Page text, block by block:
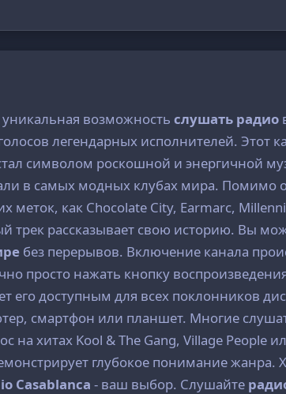
уникальная возможностьслушать радио
легендарных исполнителей. Этот
символом роскошной и энергичной
в самых модных клубах мира. Помимо
меток, как Chocolate City, Earmarc,
трек рассказывает свою историю. Вы
без перерывов. Включение канала
просто нажать кнопку
его доступным для всех поклонников
смартфон или планшет. Многие
на хитах Kool & The Gang, Village People
глубокое понимание жанра.
Casablanca - ваш выбор. Слушайте